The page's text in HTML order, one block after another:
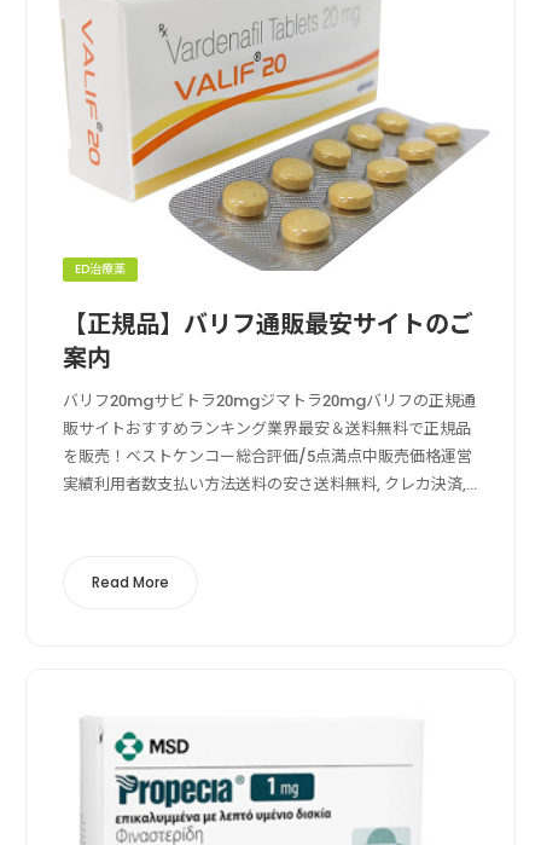
ED治療薬
【正規品】バリフ通販最安サイトのご
案内
バリフ20mgサビトラ20mgジマトラ20mgバリフの正規通
販サイトおすすめランキング業界最安＆送料無料で正規品
を販売！ベストケンコー総合評価/5点満点中販売価格運営
実績利用者数支払い方法送料の安さ送料無料, クレカ決済,
Read More